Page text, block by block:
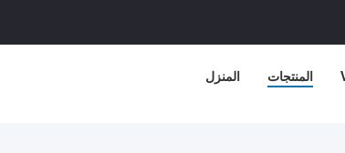
المنزل المنتجات